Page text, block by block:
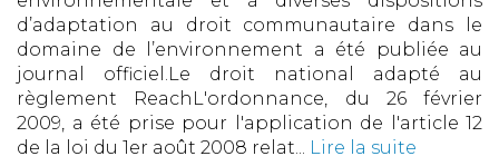
d’adaptation au droit communautaire dans le
domaine de l’environnement a été publiée au
journal officiel.Le droit national adapté au
règlement ReachL'ordonnance, du 26 février
2009, a été prise pour l'application de l'article 12
de la loi du 1er août 2008 relat... Lire la suite